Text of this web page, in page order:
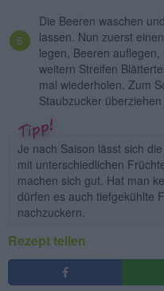
Die Beeren waschen
lassen. Nun zuerst
legen, Beeren
weitern Streifen
mal wiederholen. Zum
Staubzucker überziehen
Je nach Saison lässt sich
mit unterschiedlichen
machen sich gut. Hat man
dürfen es auch tiefgekühlte
nachzuckern.
Rezept teilen